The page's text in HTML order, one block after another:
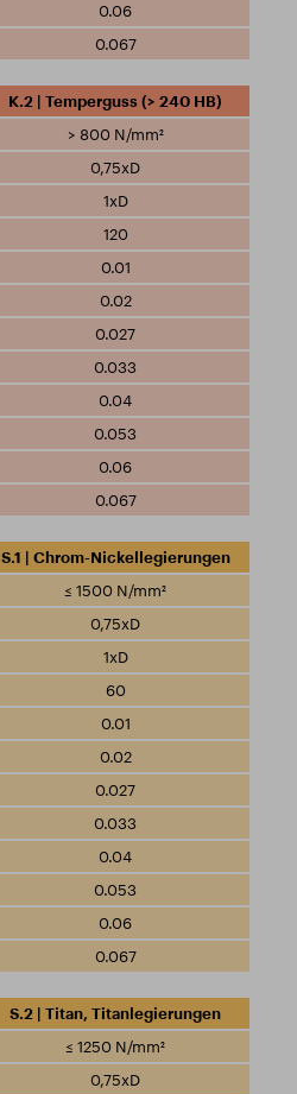
0.06
0.067
K.2 | Temperguss (> 240 HB)
> 800 N/mm²
0,75xD
1xD
120
0.01
0.02
0.027
0.033
0.04
0.053
0.06
0.067
S.1 | Chrom-Nickellegierungen
≤ 1500 N/mm²
0,75xD
1xD
60
0.01
0.02
0.027
0.033
0.04
0.053
0.06
0.067
S.2 | Titan, Titanlegierungen
≤ 1250 N/mm²
0,75xD